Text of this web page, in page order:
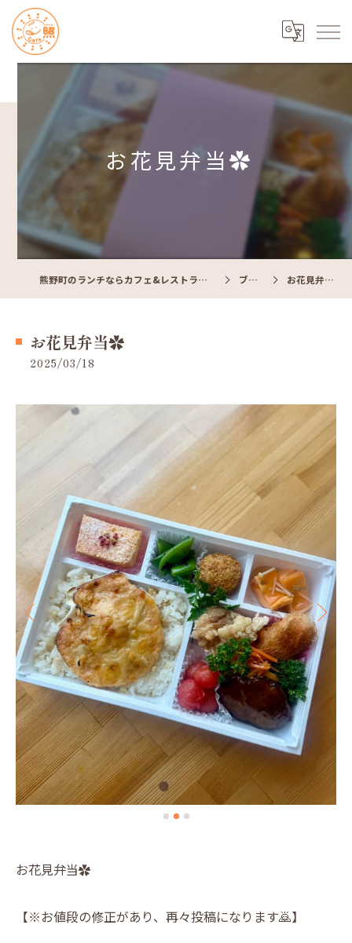
お花見弁当✿
熊野町のランチならカフェ&レストラン Cafe照 ブログ お花見弁当✿
お花見弁当✿
2025/03/18
お花見弁当✿
【※お値段の修正があり、再々投稿になります🙇】